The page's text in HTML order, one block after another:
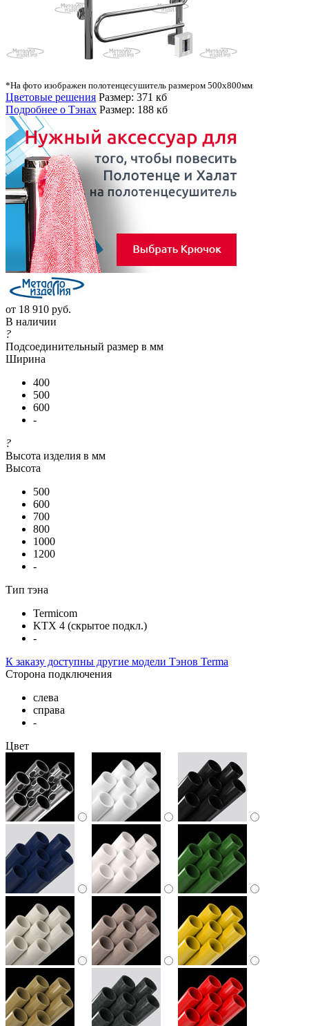
*На фото изображен полотенцесушитель размером 500х800мм
Цветовые решения Размер: 371 кб
Подробнее о Тэнах Размер: 188 кб
от 18 910 руб.
В наличии
?
Подсоединительный размер в мм
Ширина
400
500
600
-
?
Высота изделия в мм
Высота
500
600
700
800
1000
1200
-
Тип тэна
Termicom
KTX 4 (скрытое подкл.)
-
К заказу доступны другие модели Тэнов Terma
Сторона подключения
слева
справа
-
Цвет